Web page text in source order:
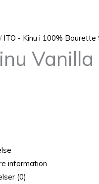
/ ITO - Kinu i 100% Bourette
information
(0)